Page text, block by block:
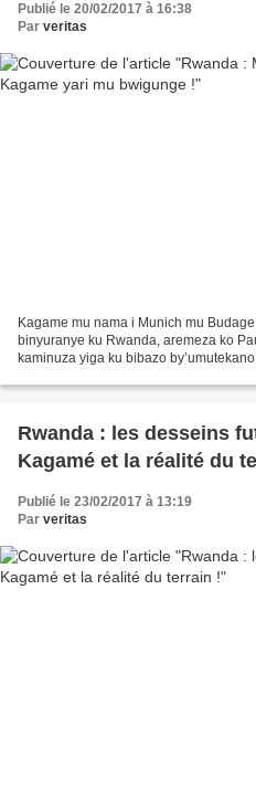
Publié le 20/02/2017 à 16:38
Par veritas
Kagame mu nama i Munich mu
binyuranye ku Rwanda, aremeza ko
kaminuza yiga ku bibazo
Rwanda : les desseins
Kagamé et la réalité du
Publié le 23/02/2017 à 13:19
Par veritas